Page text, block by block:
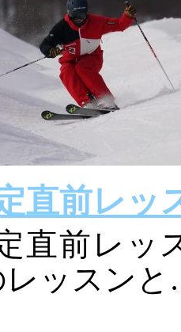
直前レ
直前レッ
レッスン